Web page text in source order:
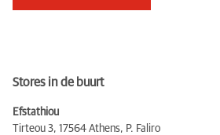
Stores in de buurt
Efstathiou
Tirteou 3, 17564 Athens, P. Faliro